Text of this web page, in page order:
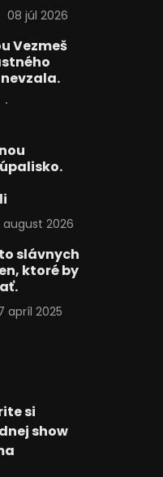
08 júl 2026
Vezmeš
2026
slávnych
ktoré by
apríl 2025
si
show